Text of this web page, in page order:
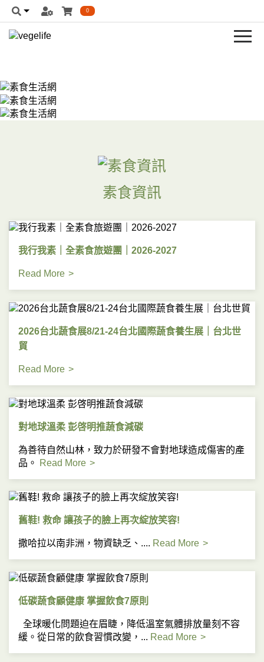
0
素食資訊
我行我素｜全素食旅遊團｜2026-2027
Read More
2026台北蔬食展8/21-24台北國際蔬食養生展｜台北世
貿
Read More
對地球溫柔 彭啓明推蔬食減碳
為善待自然山林，致力於研發不會對地球造成傷害的產
品。
Read More
舊鞋! 救命 讓孩子的臉上再次綻放笑容!
撒哈拉以南非洲，物資缺乏、.... Read More
低碳蔬食顧健康 掌握飲食7原則
全球暖化問題迫在眉睫，降低溫室氣體排放量刻不容
緩。從日常的飲食習慣改變，... Read More